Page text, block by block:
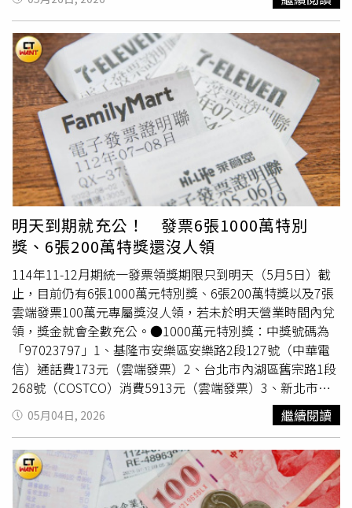
戶。尹崇堯說到父子情，他哽咽地說，父子之間的小故事還
是留在我的記憶當中，父親留下來的風範非常大，這幾周大
家若有刷FB，有看到很多人與父親互動的小故事，非常感
人，有些是直接的，有些是間接的，對很多人生命中留下很
深的印記。對家人來說，他的精神與風骨，深深地影響我，
他是一位非常誠信、正直的人，為人又非常瀟灑、自在，這
些都是父親非常特別的特質。以父親為人行事風格來說，真
的是一位「大俠」風格，胸懷天下的風格，及人所及，濟弱
扶傾，相信大家在刷FB中看到許多故事，不管是在做人做
事，這些都是他留下來很重要的、可以讓身為子女可以去
follow（跟隨）的精神。尹崇堯並進一步提到潤泰集團8字
經營精神「潤澤社會，泰安民生」（源自創辦人尹書田的理
念），背後隱含著「關懷社會、各個角落民生」的宗旨，這
在父親行事風格上也是很重要的展現。
這幾年出席中崙潤泰總部會議也未如過往親力親為；較以重
大會議為主。對於外界關心尹衍樑健康，其子、目前擔任南
山人壽董事長尹崇堯也一直謝謝外界的關心。至於進軍電動
車事業，於2018年擔任Gogoro創辦人的認股擔保人；2022
年4月5日，
Gogoro風光在美借殼上市。到2025年董事會宣
布，鑒於經營團隊在改善財務結構和組織運作上繳出亮眼成
績，大股東承諾新一輪投資，於2026 年完成增資 25 億元新
台幣。當時，尹衍樑以書面方式發聲表示「始終相信並堅定
支持Gogoro」打造永續城市的願景，對於Gogoro
的未來發
展充滿信心，期待為消費者帶來更優質的產品和服務，為台
灣淨零轉型做出貢獻。潤泰集團總裁尹衍樑在今（2026）
年5月26日凌晨4時21分辭世。
明天到期就充公！ 發票6張1000萬特別
獎、6張200萬特獎還沒人領
114年11-12月期統一發票領獎期限只到明天（5月5日）截
止，目前仍有6張1000萬元特別獎、6張200萬特獎以及7張
雲端發票100萬元專屬獎沒人領，若未於明天營業時間內兌
領，獎金就會全數充公。●1000萬元特別獎：中獎號碼為
「97023797」1、基隆市安樂區安樂路2段127號（中華電
信）通話費173元（雲端發票）2、台北市內湖區舊宗路1段
268號（COSTCO）消費5913元（雲端發票）3、新北市淡
水區中山北路2段188巷16號（全家）食品49元（雲端發
票）4、新北市樹林區樹新路40-6號（春水堂人文茶館）消
費500元（電子發票證明聯）5、桃園市龜山區頂湖路33號
（Gogoro ）服務費11元（雲端發票）6、台中市東區大智
路350巷2號（全聯）消費607元（電子發票證明聯）●200
萬元特獎：中獎號碼為「00507588」1、桃園市平鎮區金陵
05月04日, 2026 繼續閱讀